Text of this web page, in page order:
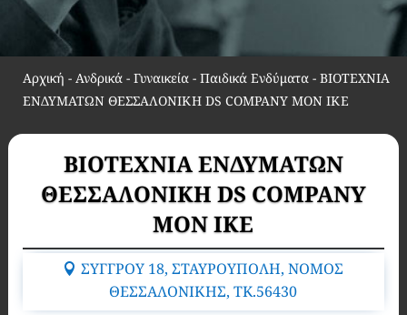
Αρχική - Ανδρικά - Γυναικεία - Παιδικά Ενδύματα- ΒΙΟΤΕΧΝΙΑ
ΕΝΔΥΜΑΤΩΝ ΘΕΣΣΑΛΟΝΙΚΗ DS COMPANY MON ΙΚΕ
ΒΙΟΤΕΧΝΙΑ ΕΝΔΥΜΑΤΩΝ
ΘΕΣΣΑΛΟΝΙΚΗ DS COMPANY
MON ΙΚΕ
ΣΥΓΓΡΟΥ 18, ΣΤΑΥΡΟΥΠΟΛΗ, ΝΟΜΟΣ
ΘΕΣΣΑΛΟΝΙΚΗΣ, TK.56430